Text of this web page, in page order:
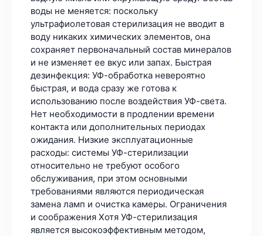
воды не меняется: поскольку
ультрафиолетовая стерилизация не вводит в
воду никаких химических элементов, она
сохраняет первоначальный состав минералов
и не изменяет ее вкус или запах. Быстрая
дезинфекция: УФ-обработка невероятно
быстрая, и вода сразу же готова к
использованию после воздействия УФ-света.
Нет необходимости в продлении времени
контакта или дополнительных периодах
ожидания. Низкие эксплуатационные
расходы: системы УФ-стерилизации
относительно не требуют особого
обслуживания, при этом основными
требованиями являются периодическая
замена ламп и очистка камеры. Ограничения
и соображения Хотя УФ-стерилизация
является высокоэффективным методом,